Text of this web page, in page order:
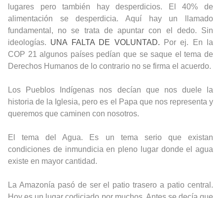
lugares pero también hay desperdicios.
El 40% de
alimentación se desperdicia. Aquí hay un llamado
fundamental, no se trata de apuntar con el dedo. Sin
ideologías. UNA FALTA DE VOLUNTAD.
Por ej. En la
COP 21 algunos países pedían que se saque el tema de
Derechos Humanos de lo contrario no se firma el acuerdo.
Los Pueblos Indígenas nos decían que nos duele la
historia de la Iglesia, pero es el Papa que nos representa y
queremos que caminen con nosotros.
El tema del Agua. Es un tema serio que existan
condiciones de inmundicia en pleno lugar donde el agua
existe en mayor cantidad.
La Amazonía pasó de ser el patio trasero a patio central.